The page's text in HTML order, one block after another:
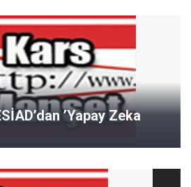
’Yapay Zeka